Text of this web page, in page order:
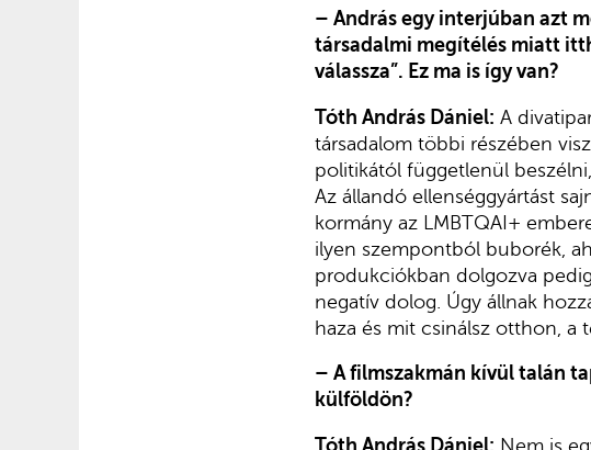
– András egy interjúban azt
társadalmi megítélés miatt
válassza”. Ez ma is így van?
Tóth András Dániel: A
társadalom többi részében
politikától függetlenül
Az állandó ellenséggyártást
kormány az LMBTQAI+
ilyen szempontból buborék,
produkciókban dolgozva
negatív dolog. Úgy állnak
haza és mit csinálsz otthon, a
– A filmszakmán kívül talán
külföldön?
Tóth András Dániel: Nem is